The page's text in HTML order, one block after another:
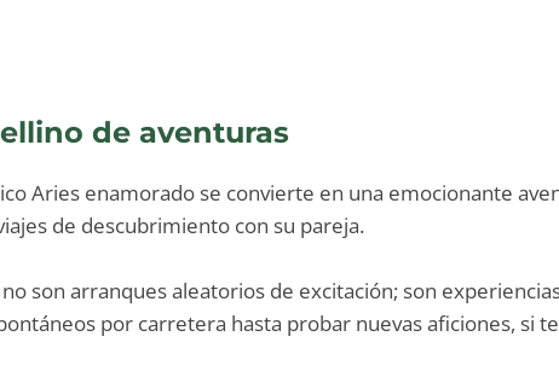
de aventuras
Aries enamorado se convierte en una emocionante
de descubrimiento con su pareja.
no son arranques aleatorios de excitación; son
por carretera hasta probar nuevas aficiones, si